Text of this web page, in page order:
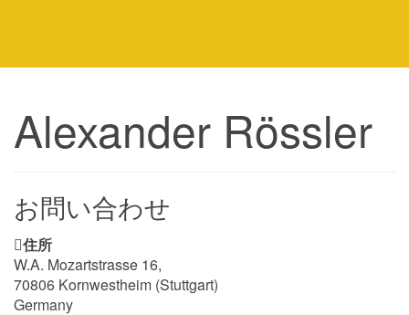
Alexander Rössler
お問い合わせ
住所
W.A. Mozartstrasse 16,
70806 Kornwestheim (Stuttgart)
Germany